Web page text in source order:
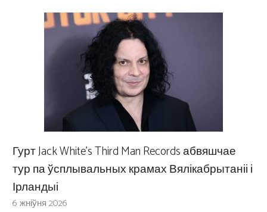
Гурт Jack White’s Third Man Records абвяшчае
тур па ўсплывальных крамах Вялікабрытаніі і
Ірландыі
6 жніўня 2026